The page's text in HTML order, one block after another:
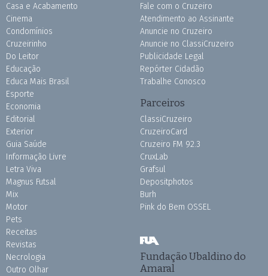
Casa e Acabamento
Cinema
Condomínios
Cruzeirinho
Do Leitor
Educação
Educa Mais Brasil
Esporte
Economia
Editorial
Exterior
Guia Saúde
Informação Livre
Letra Viva
Magnus Futsal
Mix
Motor
Pets
Receitas
Revistas
Necrologia
Outro Olhar
Fale com o Cruzeiro
Atendimento ao Assinante
Anuncie no Cruzeiro
Anuncie no ClassiCruzeiro
Publicidade Legal
Repórter Cidadão
Trabalhe Conosco
Parceiros
ClassiCruzeiro
CruzeiroCard
Cruzeiro FM 92.3
CruxLab
Grafsul
Depositphotos
Burh
Pink do Bem OSSEL
Fundação Ubaldino do
Amaral